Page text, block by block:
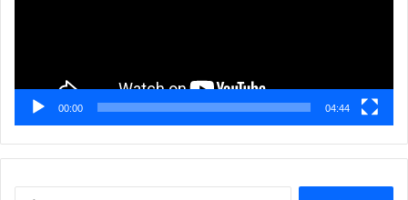
00:00 04:44